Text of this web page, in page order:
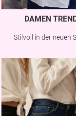
DAMEN
Stilvoll in der neuen